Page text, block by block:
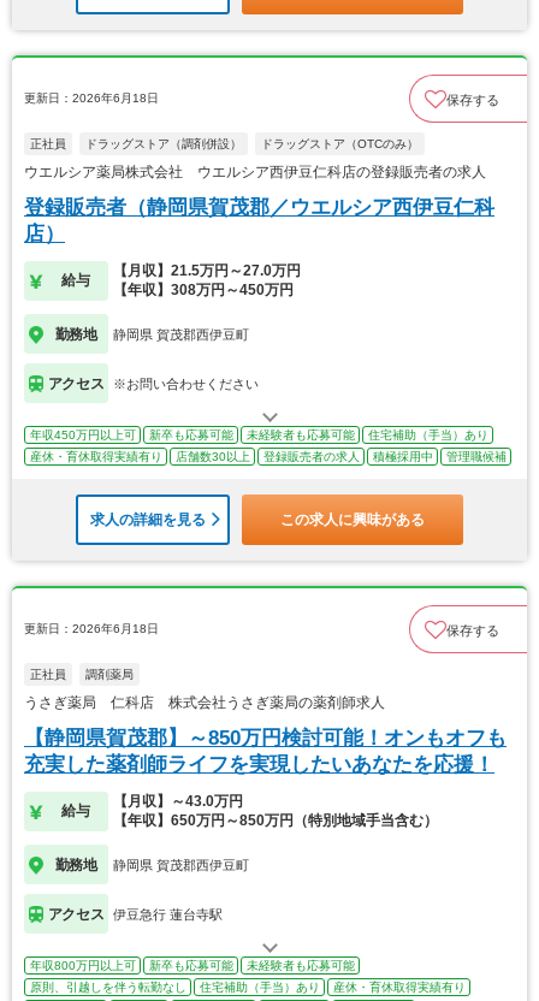
更新日：2026年6月18日 保存する
正社員 ドラッグストア（調剤併設） ドラッグストア（OTCのみ）
ウエルシア薬局株式会社 ウエルシア西伊豆仁科店の登録販売者の求人
登録販売者（静岡県賀茂郡／ウエルシア西伊豆仁科
店）
給与
【月収】21.5万円～27.0万円
【年収】308万円～450万円
勤務地 静岡県 賀茂郡西伊豆町
アクセス ※お問い合わせください
年収450万円以上可 新卒も応募可能 未経験者も応募可能
住宅補助（手当）あり
産休・育休取得実績有り
店舗数30以上 登録販売者の求人 積極採用中 管理職候補
求人の詳細を見る この求人に興味がある
更新日：2026年6月18日 保存する
正社員 調剤薬局
うさぎ薬局 仁科店 株式会社うさぎ薬局の薬剤師求人
【静岡県賀茂郡】～850万円検討可能！オンもオフも
充実した薬剤師ライフを実現したいあなたを応援！
給与
【月収】～43.0万円
【年収】650万円～850万円（特別地域手当含む）
勤務地 静岡県 賀茂郡西伊豆町
アクセス 伊豆急行 蓮台寺駅
年収800万円以上可 新卒も応募可能
未経験者も応募可能
原則、引越しを伴う転勤なし
住宅補助（手当）あり
産休・育休取得実績有り